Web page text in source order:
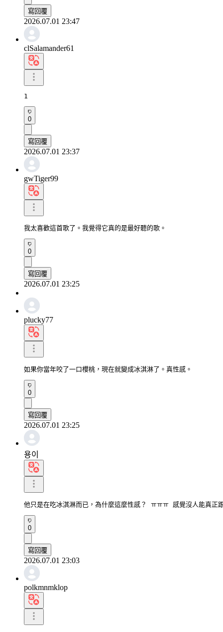
寫回覆
2026.07.01 23:47
clSalamander61
1
0
寫回覆
2026.07.01 23:37
gwTiger99
我太喜歡這首歌了。我覺得它真的是最好聽的歌。
0
寫回覆
2026.07.01 23:25
plucky77
如果你當年咬了一口櫻桃，現在就變成冰淇淋了。真性感。
0
寫回覆
2026.07.01 23:25
용이
他只是在吃冰淇淋而已，為什麼這麼性感？ ㅠㅠㅠ 感覺沒人能真正
0
寫回覆
2026.07.01 23:03
polkmnmklop